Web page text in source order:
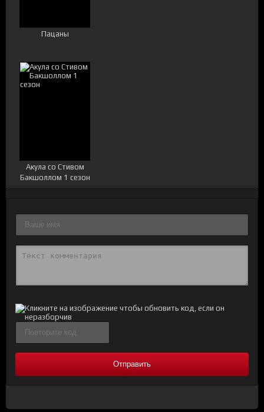
Пацаны
Акула со Стивом
Бакшоллом 1 сезон
Отправить